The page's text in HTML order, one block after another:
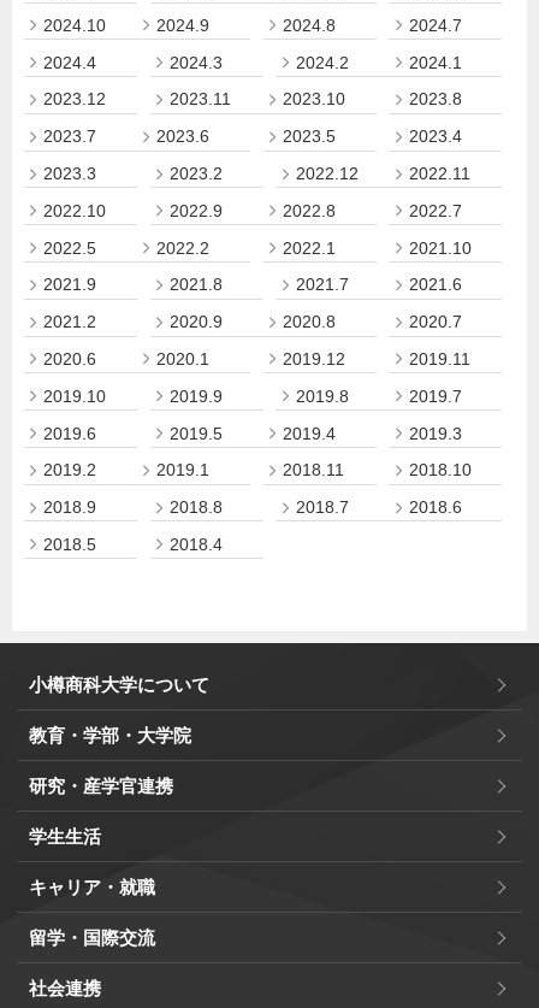
2024.10
2024.9 2024.8
2024.7
2024.4
2024.3 2024.2
2024.1
2023.12
2023.11 2023.10
2023.8
2023.7
2023.6 2023.5
2023.4
2023.3
2023.2 2022.12
2022.11
2022.10
2022.9 2022.8
2022.7
2022.5
2022.2 2022.1
2021.10
2021.9
2021.8 2021.7
2021.6
2021.2
2020.9 2020.8
2020.7
2020.6
2020.1 2019.12
2019.11
2019.10
2019.9 2019.8
2019.7
2019.6
2019.5 2019.4
2019.3
2019.2
2019.1 2018.11
2018.10
2018.9
2018.8 2018.7
2018.6
2018.5
2018.4
小樽商科大学について
教育・学部・大学院
研究・産学官連携
学生生活
キャリア・就職
留学・国際交流
社会連携